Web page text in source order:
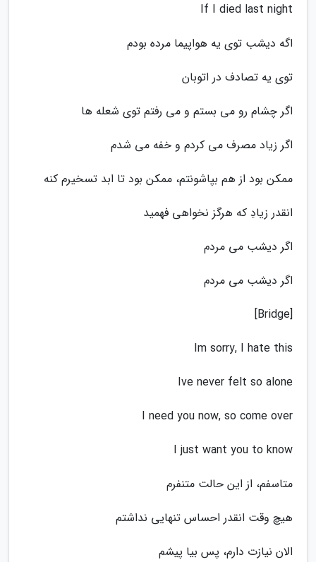
If I died last night
اگه دیشب توی یه هواپیما مرده بودم
توی یه تصادف در اتوبان
اگر چشام رو می بستم و می رفتم توی شعله ها
اگر زیاد مصرف می کردم و خفه می شدم
ممکن بود از هم بپاشونتم، ممکن بود تا ابد تسخیرم کنه
انقدر زیادِ که هرگز نخواهی فهمید
اگر دیشب می مردم
اگر دیشب می مردم
[Bridge]
Im sorry, I hate this
Ive never felt so alone
I need you now, so come over
I just want you to know
متاسفم، از این حالت متنفرم
هیچ وقت انقدر احساس تنهایی نداشتم
الان نیازت دارم، پس بیا پیشم